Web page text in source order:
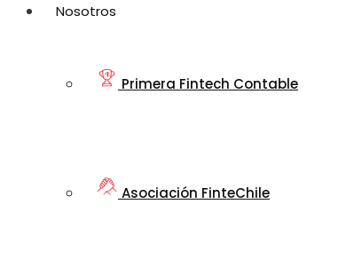
Nosotros
Primera Fintech Contable
Asociación FinteChile